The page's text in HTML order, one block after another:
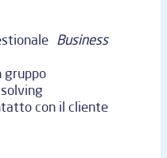
Business
gruppo
con il cliente